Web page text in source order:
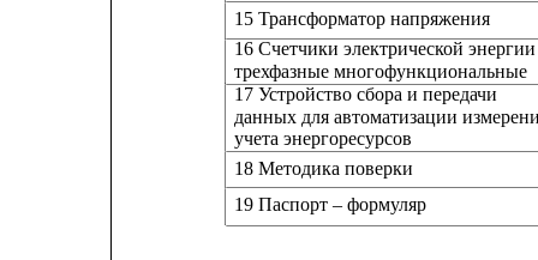
15 Трансформатор напряжения
18 Методика поверки
19 Паспорт – формуляр
16 Счетчики электрической энергии
трехфазные многофункциональные
17 Устройство сбора и передачи
данных для автоматизации
учета энергоресурсов